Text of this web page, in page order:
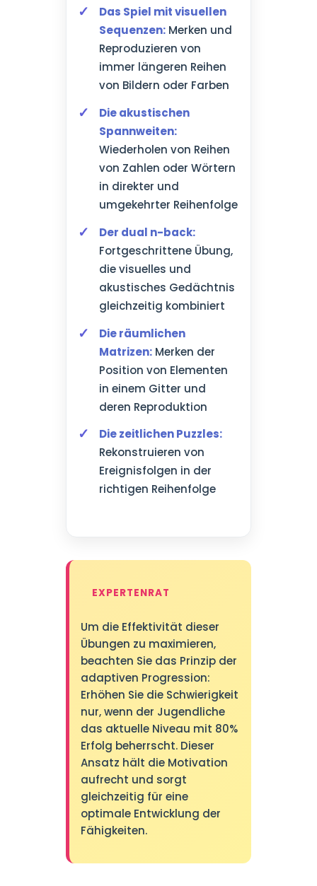
Das Spiel mit visuellen
Sequenzen:Merken und
Reproduzieren von
immer längeren Reihen
von Bildern oder Farben
Die akustischen
Spannweiten:
Wiederholen von Reihen
von Zahlen oder Wörtern
in direkter und
umgekehrter Reihenfolge
Der dual n-back:
Fortgeschrittene Übung,
die visuelles und
akustisches Gedächtnis
gleichzeitig kombiniert
Die räumlichen
Matrizen:Merken der
Position von Elementen
in einem Gitter und
deren Reproduktion
Die zeitlichen Puzzles:
Rekonstruieren von
Ereignisfolgen in der
richtigen Reihenfolge
EXPERTENRAT
Um die Effektivität dieser
Übungen zu maximieren,
beachten Sie das Prinzip der
adaptiven Progression:
Erhöhen Sie die Schwierigkeit
nur, wenn der Jugendliche
das aktuelle Niveau mit 80%
Erfolg beherrscht. Dieser
Ansatz hält die Motivation
aufrecht und sorgt
gleichzeitig für eine
optimale Entwicklung der
Fähigkeiten.